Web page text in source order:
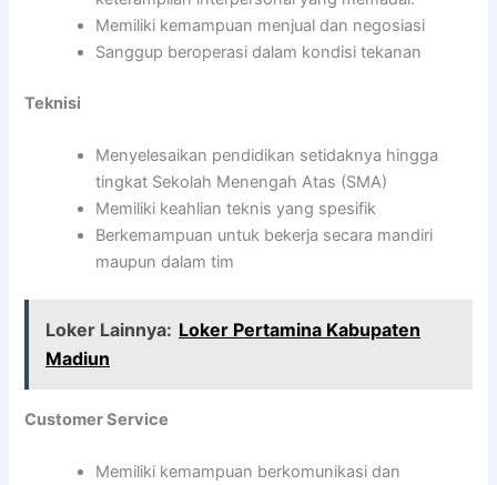
Memiliki kemampuan menjual dan negosiasi
Sanggup beroperasi dalam kondisi tekanan
Teknisi
Menyelesaikan pendidikan setidaknya hingga
tingkat Sekolah Menengah Atas (SMA)
Memiliki keahlian teknis yang spesifik
Berkemampuan untuk bekerja secara mandiri
maupun dalam tim
Loker Lainnya: Loker Pertamina Kabupaten
Madiun
Customer Service
Memiliki kemampuan berkomunikasi dan